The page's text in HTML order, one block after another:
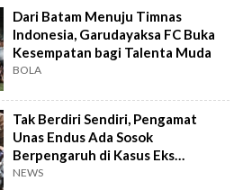
Dari Batam Menuju Timnas
Indonesia, Garudayaksa FC Buka
Kesempatan bagi Talenta Muda
BOLA
Tak Berdiri Sendiri, Pengamat
Unas Endus Ada Sosok
Berpengaruh di Kasus Eks
Jampidsus
NEWS